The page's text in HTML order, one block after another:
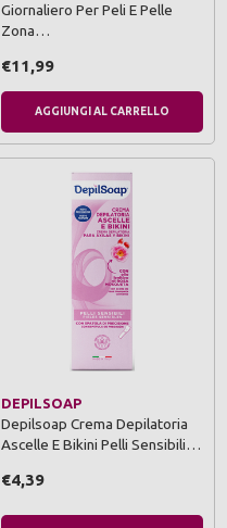
Giornaliero Per Peli E Pelle
Zona…
€11,99
AGGIUNGI AL CARRELLO
DEPILSOAP
Depilsoap Crema Depilatoria
Ascelle E Bikini Pelli Sensibili…
€4,39